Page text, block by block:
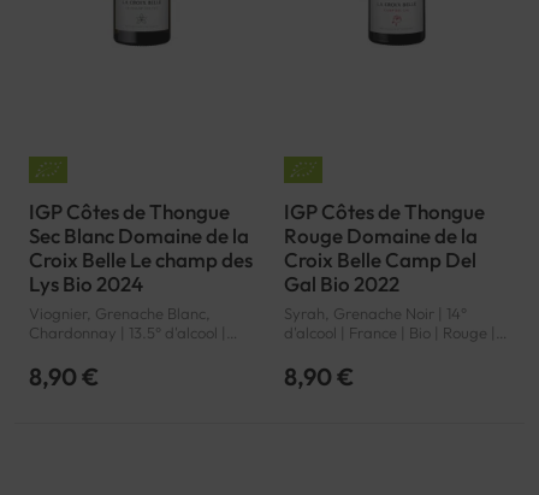
IGP Côtes de Thongue
Sec Blanc Domaine de la
Croix Belle Le champ des
Lys Bio 2024
Viognier, Grenache Blanc,
Chardonnay | 13.5° d'alcool |
Languedoc-Roussillon | Côtes
de Thongue | IGP
8,90 €
IGP Côtes de Thongue
Rouge Domaine de la
Croix Belle Camp Del
Gal Bio 2022
Syrah, Grenache Noir | 14°
d'alcool | France | Bio | Rouge |
de Thongue | IGP
8,90 €